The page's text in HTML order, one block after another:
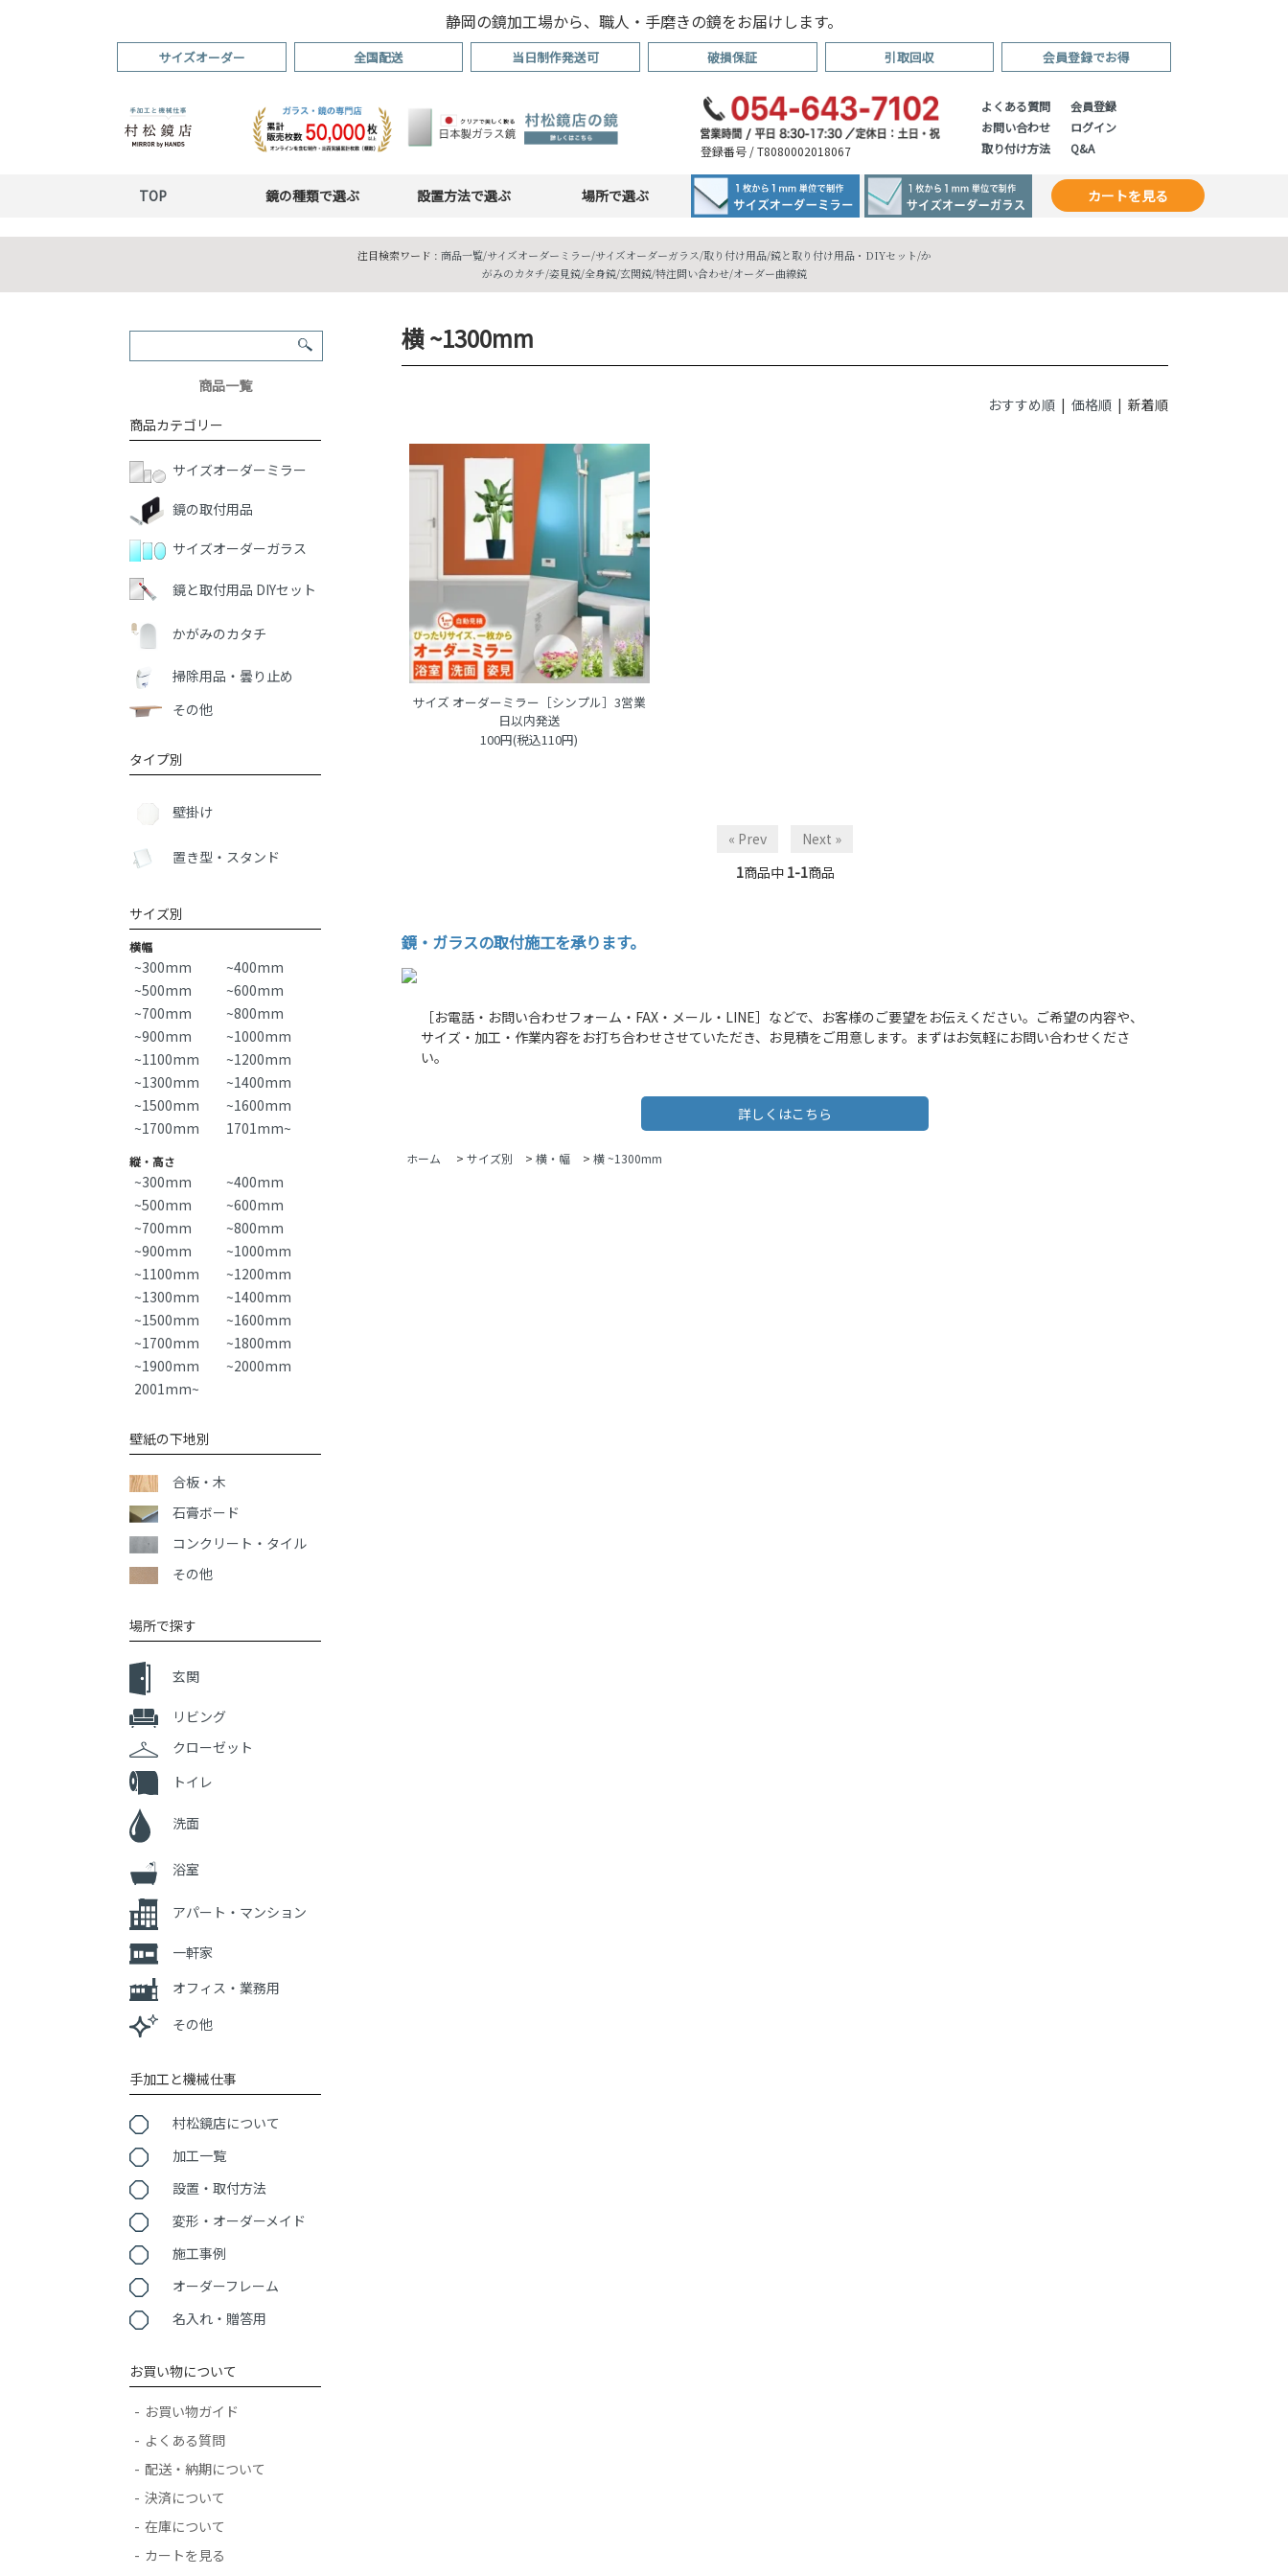
静岡の鏡加工場から、職人・手磨きの鏡をお届けします。
サイズオーダー 全国配送 当日制作発送可 破損保証 引取回収 会員登録でお得
登録番号 / T8080002018067
よくある質問
お問い合わせ
取り付け方法
会員登録
ログイン
Q&A
TOP 鏡の種類で選ぶ 設置方法で選ぶ 場所で選ぶ カートを見る
注目検索ワード : 商品一覧/サイズオーダーミラー/サイズオーダーガラス/取り付け用品/鏡と取り付け用品・DIYセット/か
がみのカタチ/姿見鏡/全身鏡/玄関鏡/特注問い合わせ/オーダー曲線鏡
横 ~1300mm
おすすめ順 | 価格順 | 新着順
サイズ オーダーミラー［シンプル］3営業
日以内発送
100円(税込110円)
« Prev
Next »
1商品中 1-1商品
鏡・ガラスの取付施工を承ります。
［お電話・お問い合わせフォーム・FAX・メール・LINE］などで、お客様のご要望をお伝えください。ご希望の内容や、
サイズ・加工・作業内容をお打ち合わせさせていただき、お見積をご用意します。まずはお気軽にお問い合わせくださ
い。
詳しくはこちら
ホーム > サイズ別 > 横・幅 > 横 ~1300mm
商品一覧
商品カテゴリー
サイズオーダーミラー
鏡の取付用品
サイズオーダーガラス
鏡と取付用品 DIYセット
かがみのカタチ
掃除用品・曇り止め
その他
タイプ別
壁掛け
置き型・スタンド
サイズ別
横幅
~300mm
~400mm
~500mm
~600mm
~700mm
~800mm
~900mm
~1000mm
~1100mm
~1200mm
~1300mm
~1400mm
~1500mm
~1600mm
~1700mm
1701mm~
縦・高さ
~300mm
~400mm
~500mm
~600mm
~700mm
~800mm
~900mm
~1000mm
~1100mm
~1200mm
~1300mm
~1400mm
~1500mm
~1600mm
~1700mm
~1800mm
~1900mm
~2000mm
2001mm~
壁紙の下地別
合板・木
石膏ボード
コンクリート・タイル
その他
場所で探す
玄関
リビング
クローゼット
トイレ
洗面
浴室
アパート・マンション
一軒家
オフィス・業務用
その他
手加工と機械仕事
村松鏡店について
加工一覧
設置・取付方法
変形・オーダーメイド
施工事例
オーダーフレーム
名入れ・贈答用
お買い物について
お買い物ガイド
よくある質問
配送・納期について
決済について
在庫について
カートを見る